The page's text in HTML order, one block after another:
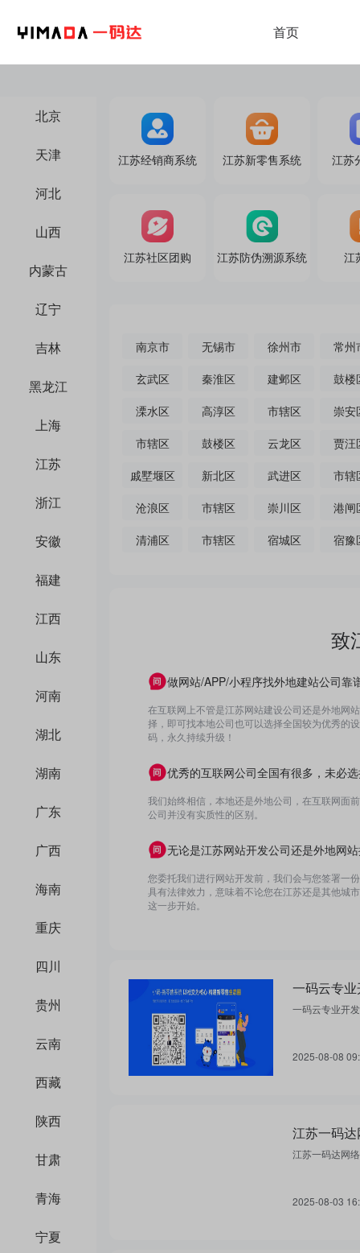
首页
北京
天津
河北
山西
内蒙古
辽宁
吉林
黑龙江
上海
江苏
浙江
安徽
福建
江西
山东
河南
湖北
湖南
广东
广西
海南
重庆
四川
贵州
云南
西藏
陕西
甘肃
青海
宁夏
江苏经销商系统 江苏新零售系统 江苏
江苏社区团购 江苏防伪溯源系统 江
南京市 无锡市 徐州市
常州
玄武区
秦淮区 建邺区
鼓楼
溧水区
高淳区 市辖区
崇安
市辖区
鼓楼区 云龙区
贾汪
戚墅堰区
新北区 武进区
市辖
沧浪区
市辖区 崇川区
港闸
清浦区
市辖区 宿城区 宿豫
致
做网站/APP/小程序找外地建站公司靠
在互联网上不管是江苏网站建设公司还是外地网
择，即可找本地公司也可以选择全国较为优秀的
码，永久持续升级！
优秀的互联网公司全国有很多，未必
我们始终相信，本地还是外地公司，在互联网面
公司并没有实质性的区别。
无论是江苏网站开发公司还是外地网
您委托我们进行网站开发前，我们会与您签署一
具有法律效力，意味着不论您在江苏还是其他城
这一步开始。
一码云专业开
2025-08-08
江苏一码
江苏一码达网
2025-08-03